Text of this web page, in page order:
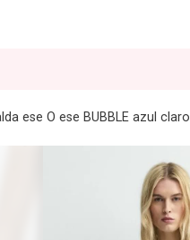
ese O ese BUBBLE azul claro